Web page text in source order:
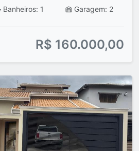
Banheiros: 1 Garagem: 2
R$ 160.000,00